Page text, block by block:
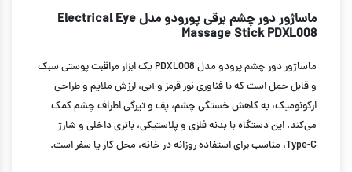
زمان استفاده مداوم: تا 90 دقیقه
ولتاژ ورودی: DC 5V⎓1A
فناوری نور درمانی: قرمز و آبی
طراحی قابل حمل و سبک
عملکرد بی‌صدا و پایدار
ماساژور دور چشم برقی پورودو مدل Electrical Eye
Massage Stick PDXL008
ماساژور دور چشم پرودو مدل PDXL008 یک ابزار مراقبت پوستی سبک
و قابل حمل است که با فناوری نور قرمز و آبی، لرزش ملایم و طراحی
ارگونومیک، به کاهش خستگی چشم، پف و تیرگی اطراف چشم کمک
می‌کند. این دستگاه با بدنه فلزی و پلاستیکی، باتری داخلی و شارژ
Type-C، مناسب برای استفاده روزانه در خانه، محل کار یا سفر است.